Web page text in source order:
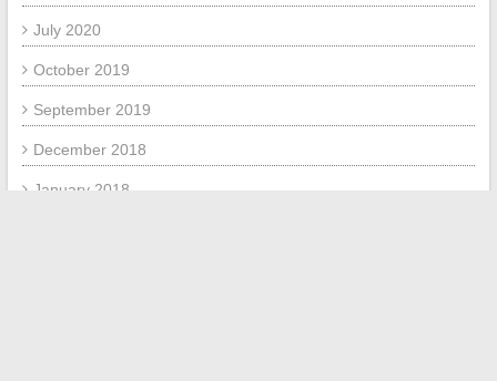
July 2020
October 2019
September 2019
December 2018
January 2018